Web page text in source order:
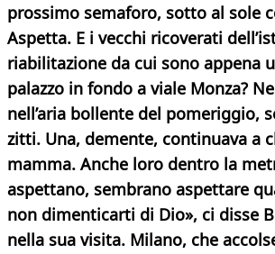
prossimo semaforo, sotto al sole
Aspetta. E i vecchi ricoverati
riabilitazione da cui sono appena
palazzo in fondo a viale Monza?
nell’aria bollente del pomeriggio,
zitti. Una, demente, continuava a
mamma. Anche loro dentro la
aspettano, sembrano aspettare
non dimenticarti di Dio», ci disse
nella sua visita. Milano, che